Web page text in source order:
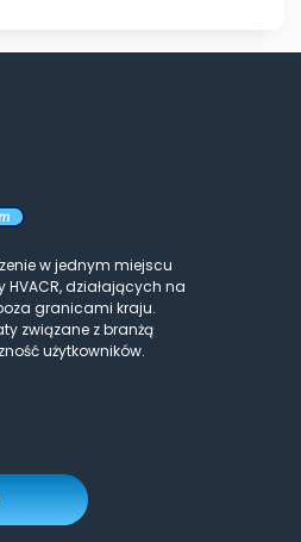
w jednym miejscu
działających na
granicami kraju.
związane z branżą
użytkowników.